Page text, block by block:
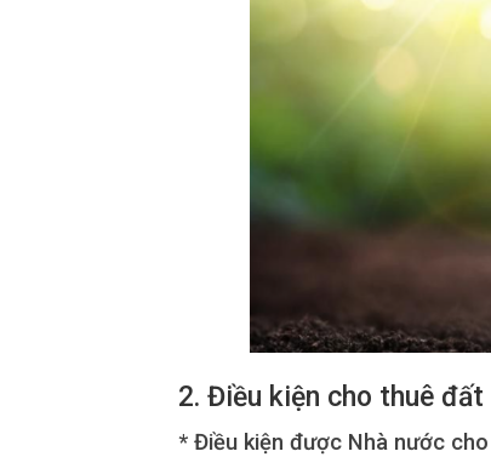
2. Điều kiện cho thuê
* Điều kiện được Nhà nước